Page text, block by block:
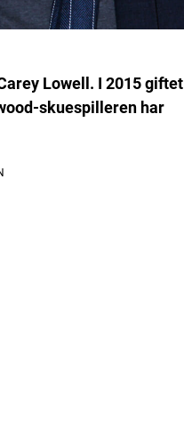
Lowell. I 2015 giftet
skuespilleren har